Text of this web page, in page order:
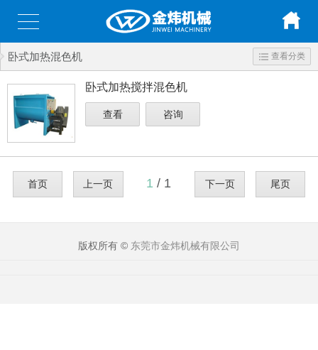
卧式加热混色机 查看分类
卧式加热搅拌混色机
查看 咨询
首页 上一页 1 / 1 下一页 尾页
版权所有 © 东莞市金炜机械有限公司